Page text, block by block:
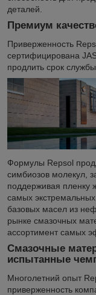
деталей.
Премиум
Приверженность
сертифицирована
продлить срок
Формулы Repsol
симбиозов молекул,
поддерживая пленку
самых экстремальных
базовых масел из
рынке смазочных
ассортимент самых
Смазочные
испытанные
Многолетний опыт
приверженность